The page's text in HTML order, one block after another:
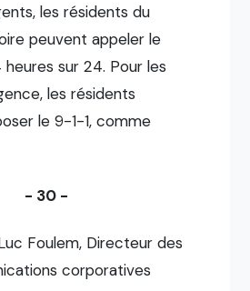
les résidents du
peuvent appeler le
sur 24. Pour les
les résidents
le 9-1-1, comme
- 30 -
Foulem, Directeur des
corporatives